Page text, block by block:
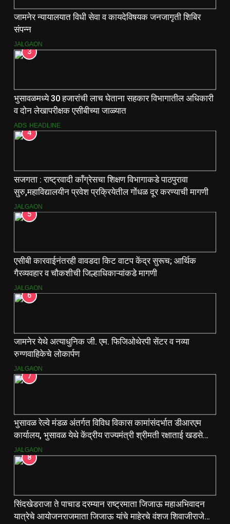
जामनेर न्यायालयात विधी सेवा व कायदेविषयक जनजागृती शिबिर
संपन्न
JALGAON
3
भुसावळमध्ये 30 हजारांची लाच घेताना सहकार विभागातील अधिकारी
व दोन लेखापरीक्षक एसीबीच्या जाळ्यात
ADS HEADLINE
4
सजगता : राष्ट्रवादी काँग्रेसचा शिक्षण विभागाकडे पाठपुरावा
सुरु,महाविद्यालयीन प्रवेश प्रक्रियेतील गोंधळ दूर करण्याची मागणी
JALGAON
5
एसीबी कारवाईनंतरही वावडदा किट वाटप केंद्र सुरूच; आर्थिक
गैरव्यवहार व चौकशीची जिल्हाधिकाऱ्यांकडे मागणी
JALGAON
6
जामनेर येथे अत्याधुनिक जी. एम. फिजिओथेरपी सेंटर व नव्या
रुग्णवाहिकेचे लोकार्पण
JALGAON
7
भुसावळ रेल्वे मंडळ अंतर्गत विविध विकास कामांसंदर्भात डीआरएम
कार्यालय, भुसावळ येथे केंद्रीय राज्यमंत्री श्रीमती रक्षाताई खडसे
यांनी आढावा बैठक घेतली…
JALGAON
8
सिंदखेडराजा ते पाचाड दरम्यान राष्ट्रमाता जिजाऊ महाअभिवादन
यात्रेचे आयोजनराजमाता जिजाऊ यांचे माहेरचे वंशज शिवाजीराजे